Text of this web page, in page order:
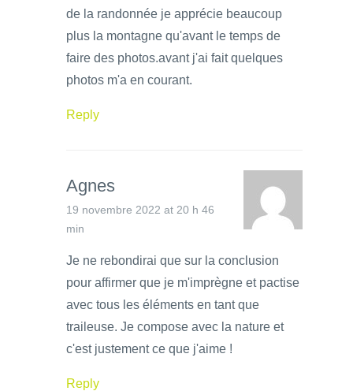
de la randonnée je apprécie beaucoup
plus la montagne qu'avant le temps de
faire des photos.avant j'ai fait quelques
photos m'a en courant.
Reply
Agnes
19 novembre 2022 at 20 h 46
min
Je ne rebondirai que sur la conclusion
pour affirmer que je m'imprègne et pactise
avec tous les éléments en tant que
traileuse. Je compose avec la nature et
c'est justement ce que j'aime !
Reply